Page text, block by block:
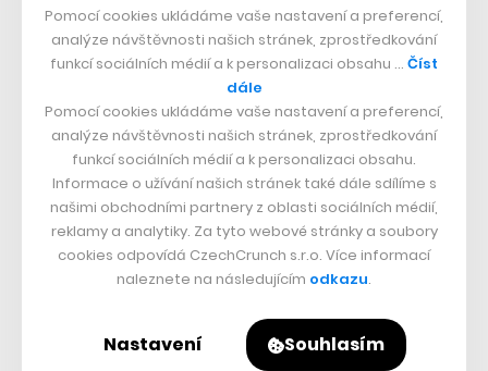
Související témata:
Sdílet článek
Pomocí cookies ukládáme vaše nastavení a preferencí,
analýze návštěvnosti našich stránek, zprostředkování
funkcí sociálních médií a k personalizaci obsahu … Číst
dále
Pomocí cookies ukládáme vaše nastavení a preferencí,
analýze návštěvnosti našich stránek, zprostředkování
funkcí sociálních médií a k personalizaci obsahu.
Informace o užívání našich stránek také dále sdílíme s
našimi obchodními partnery z oblasti sociálních médií,
reklamy a analytiky. Za tyto webové stránky a soubory
cookies odpovídá CzechCrunch s.r.o. Více informací
naleznete na následujícím odkazu.
Nastavení Souhlasím